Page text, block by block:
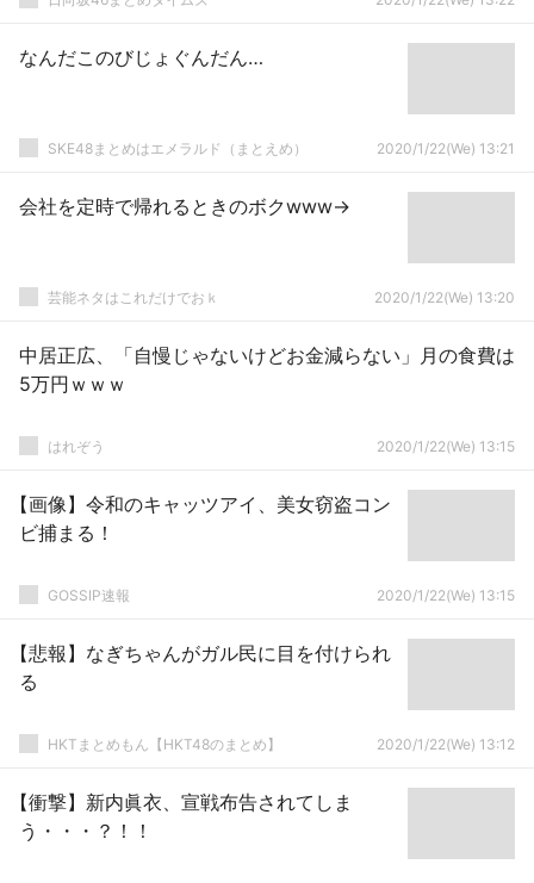
なんだこのびじょぐんだん…
SKE48まとめはエメラルド（まとえめ） 2020/1/22(We) 13:21
会社を定時で帰れるときのボクwww→
芸能ネタはこれだけでおｋ 2020/1/22(We) 13:20
中居正広、「自慢じゃないけどお金減らない」月の食費は
5万円ｗｗｗ
はれぞう 2020/1/22(We) 13:15
【画像】令和のキャッツアイ、美女窃盗コン
ビ捕まる！
GOSSIP速報 2020/1/22(We) 13:15
【悲報】なぎちゃんがガル民に目を付けられ
る
HKTまとめもん【HKT48のまとめ】 2020/1/22(We) 13:12
【衝撃】新内眞衣、宣戦布告されてしま
う・・・？！！